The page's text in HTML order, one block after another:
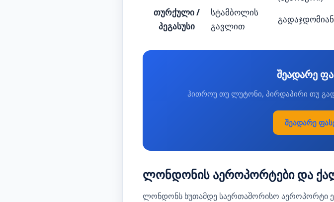
თურქული /
პეგასუსი
სტამბოლის
გავლით
შეადარე
ჰითროუ თუ ლუტონი, პირდაპირი თუ
შეადარე
ლონდონის აეროპორტები და
ლონდონს ხუთამდე საერთაშორისო აეროპორტი